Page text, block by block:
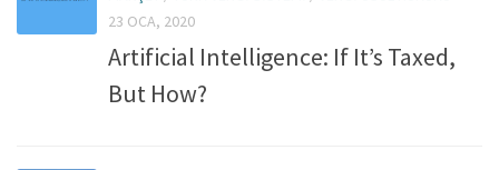
23 OCA, 2020
Artificial Intelligence: If It’s Taxed,
But How?